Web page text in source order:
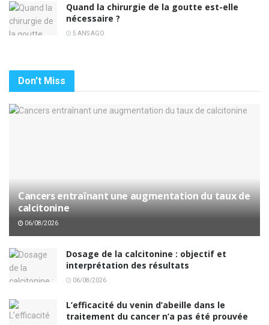
Quand la chirurgie de la goutte est-elle
nécessaire ?
5 ANS AGO
Don't Miss
Cancers entraînant une augmentation du taux de
calcitonine
06/08/2026
Dosage de la calcitonine : objectif et
interprétation des résultats
06/08/2026
L’efficacité du venin d’abeille dans le
traitement du cancer n’a pas été prouvée